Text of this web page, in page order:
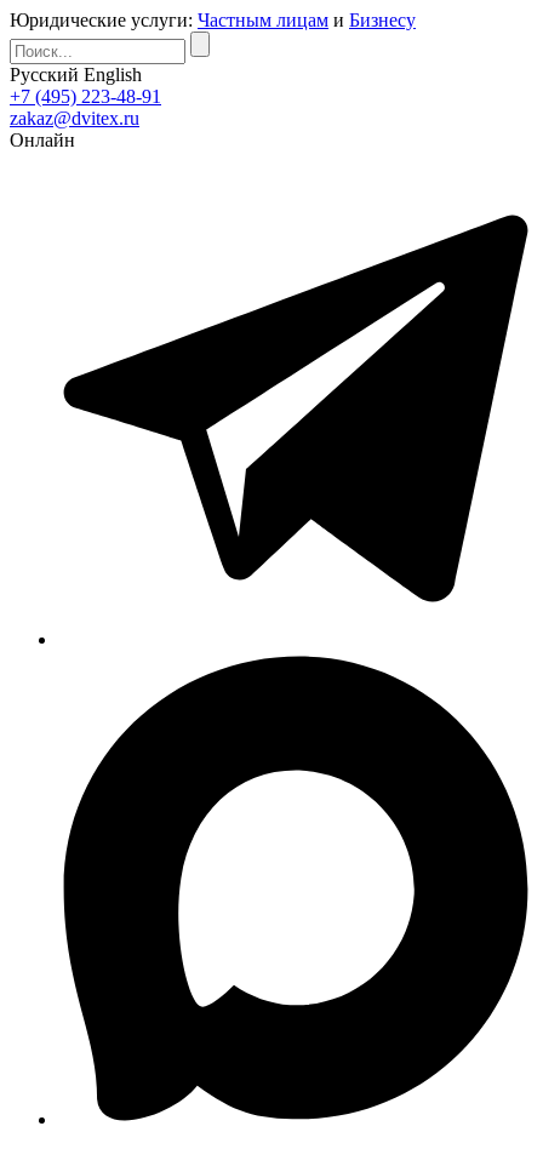
Юридические услуги: Частным лицам и Бизнесу
Русский English
+7 (495) 223-48-91
zakaz@dvitex.ru
Онлайн